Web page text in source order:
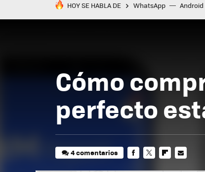
HOY SE HABLA DE WhatsApp Android
Cómo
perfecto
4 comentarios